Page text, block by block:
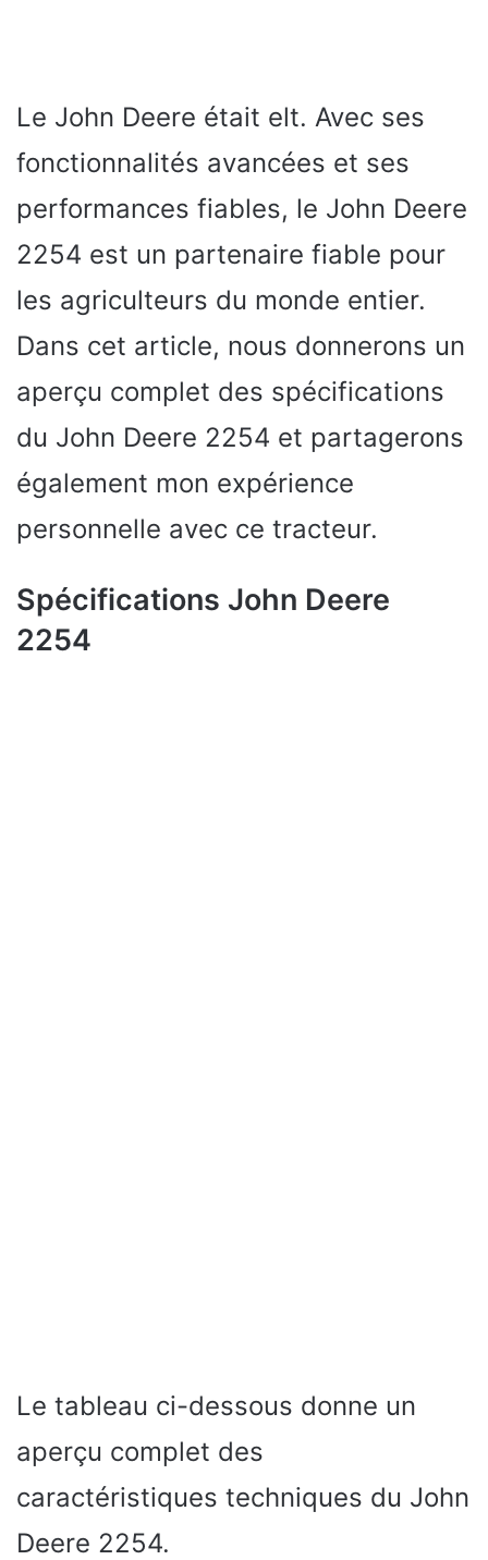
Le John Deere était elt. Avec ses
fonctionnalités avancées et ses
performances fiables, le John Deere
2254 est un partenaire fiable pour
les agriculteurs du monde entier.
Dans cet article, nous donnerons un
aperçu complet des spécifications
du John Deere 2254 et partagerons
également mon expérience
personnelle avec ce tracteur.
Spécifications John Deere
2254
Le tableau ci-dessous donne un
aperçu complet des
caractéristiques techniques du John
Deere 2254.